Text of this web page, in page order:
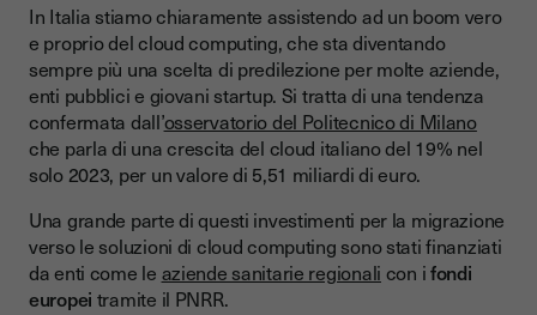
In Italia stiamo chiaramente assistendo ad un boom vero
e proprio del cloud computing, che sta diventando
sempre più una scelta di predilezione per molte aziende,
enti pubblici e giovani startup. Si tratta di una tendenza
confermata dall’osservatorio del Politecnico di Milano
che parla di una crescita del cloud italiano del 19% nel
solo 2023, per un valore di 5,51 miliardi di euro.
Una grande parte di questi investimenti per la migrazione
verso le soluzioni di cloud computing sono stati finanziati
da enti come le aziende sanitarie regionali con ifondi
europei tramite il PNRR.